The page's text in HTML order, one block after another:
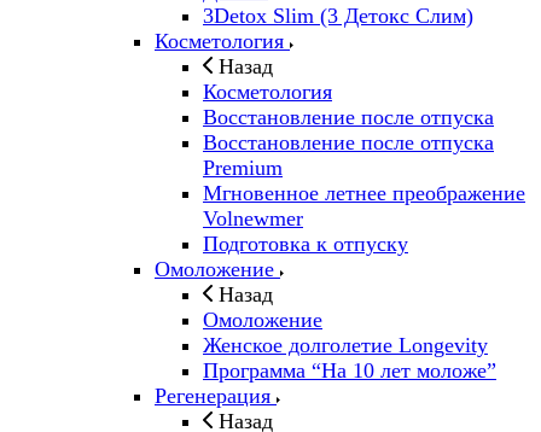
3Detox Slim (3 Детокс Слим)
Косметология
Назад
Косметология
Восстановление после отпуска
Восстановление после отпуска
Premium
Мгновенное летнее преображение
Volnewmer
Подготовка к отпуску
Омоложение
Назад
Омоложение
Женское долголетие Longevity
Программа “На 10 лет моложе”
Регенерация
Назад